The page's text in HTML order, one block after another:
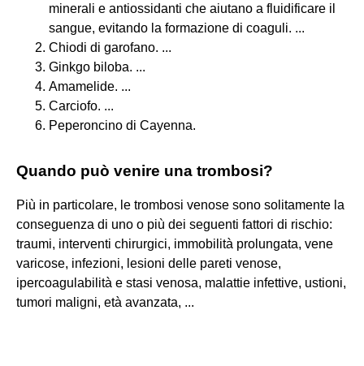
minerali e antiossidanti che aiutano a fluidificare il
sangue, evitando la formazione di coaguli. ...
Chiodi di garofano. ...
Ginkgo biloba. ...
Amamelide. ...
Carciofo. ...
Peperoncino di Cayenna.
Quando può venire una trombosi?
Più in particolare, le trombosi venose sono solitamente la
conseguenza di uno o più dei seguenti fattori di rischio:
traumi, interventi chirurgici, immobilità prolungata, vene
varicose, infezioni, lesioni delle pareti venose,
ipercoagulabilità e stasi venosa, malattie infettive, ustioni,
tumori maligni, età avanzata, ...